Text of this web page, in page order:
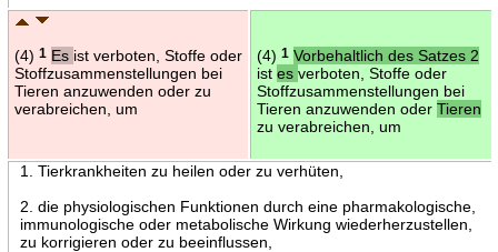
(4) 1 Es ist verboten, Stoffe oder
Stoffzusammenstellungen bei
Tieren anzuwenden oder zu
verabreichen, um
(4) 1 Vorbehaltlich des Satzes 2
ist es verboten, Stoffe oder
Stoffzusammenstellungen bei
Tieren anzuwenden oder Tieren
zu verabreichen, um
1. Tierkrankheiten zu heilen oder zu verhüten,
2. die physiologischen Funktionen durch eine pharmakologische,
immunologische oder metabolische Wirkung wiederherzustellen,
zu korrigieren oder zu beeinflussen,